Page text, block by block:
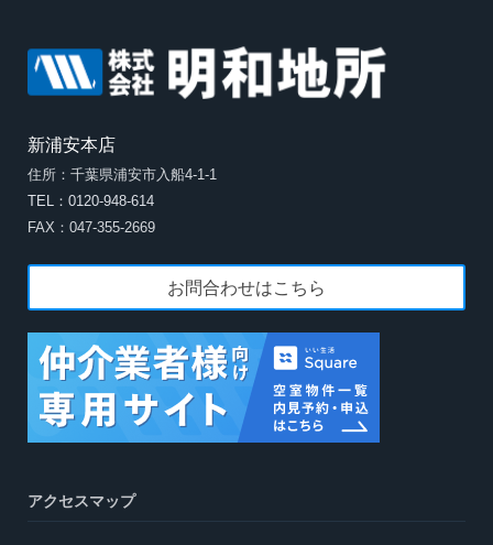
新浦安本店
住所：千葉県浦安市入船4-1-1
TEL：0120-948-614
FAX：047-355-2669
お問合わせはこちら
アクセスマップ